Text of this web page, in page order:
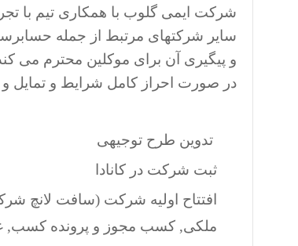
سایر شرکتهای مرتبط از جمله
و پیگیری آن برای موکلین محترم می
در صورت احراز کامل شرایط و تمایل و
تدوین طرح توجیهی
ثبت شرکت در کانادا
افتتاح اولیه شرکت (سافت لانچ
ملکی, کسب مجوز و پرونده کسب,